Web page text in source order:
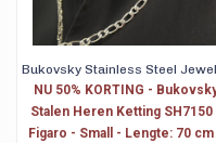
Bukovsky Stainless Steel
NU 50% KORTING -
Stalen Heren Ketting SH7150
Figaro - Small - Lengte: 70 cm